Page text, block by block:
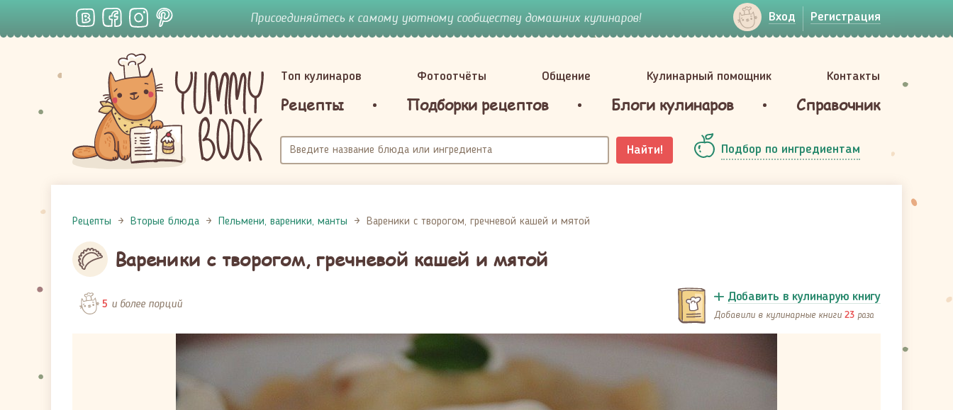
Присоединяйтесь к самому уютному сообществу домашних кулинаров! Вход Регистрация
Топ кулинаров Фотоотчёты Общение Кулинарный помощник Контакты
Рецепты Подборки рецептов Блоги кулинаров Справочник
Найти! Подбор по ингредиентам
Рецепты Вторые блюда Пельмени, вареники, манты Вареники с творогом, гречневой кашей и мятой
Вареники с творогом, гречневой кашей и мятой
5 и более порций Добавить в кулинарую книгу
Добавили в кулинарные книги 23 раза